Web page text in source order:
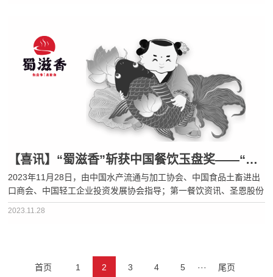
【喜讯】“蜀滋香”斩获中国餐饮玉盘奖——“地方风味必吃品牌”奖项！
2023年11月28日，由中国水产流通与加工协会、中国食品土畜进出
口商会、中国轻工企业投资发展协会指导；第一餐饮资讯、圣恩股份
联合主办；多家行业协会共同协办的第三届【中国餐饮B2B产业大
2023.11.28
首页 1 2 3 4 5 ··· 尾页